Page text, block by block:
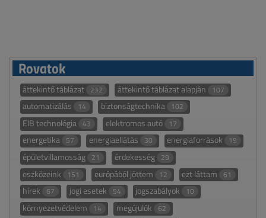
Rovatok
áttekintő táblázat 232 áttekintő táblázat alapján 107
automatizálás 14 biztonságtechnika 102
EIB technológia 43 elektromos autó 17
energetika 57 energiaellátás 30 energiaforrások 19
épületvillamosság 21 érdekesség 29
eszközeink 151 európából jöttem 12 ezt láttam 61
hírek 67 jogi esetek 54 jogszabályok 10
környezetvédelem 14 megújulók 62